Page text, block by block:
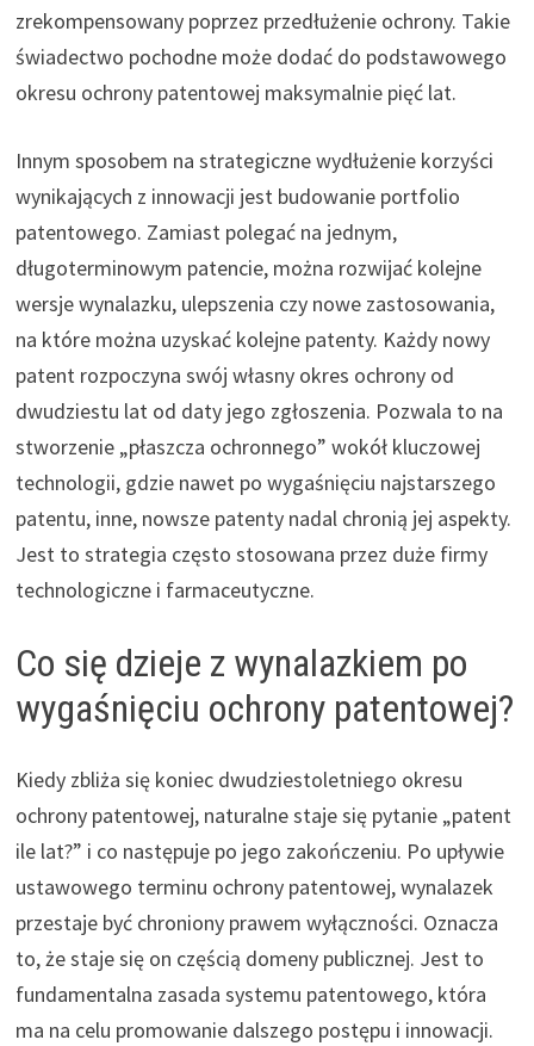
zrekompensowany poprzez przedłużenie ochrony. Takie
świadectwo pochodne może dodać do podstawowego
okresu ochrony patentowej maksymalnie pięć lat.
Innym sposobem na strategiczne wydłużenie korzyści
wynikających z innowacji jest budowanie portfolio
patentowego. Zamiast polegać na jednym,
długoterminowym patencie, można rozwijać kolejne
wersje wynalazku, ulepszenia czy nowe zastosowania,
na które można uzyskać kolejne patenty. Każdy nowy
patent rozpoczyna swój własny okres ochrony od
dwudziestu lat od daty jego zgłoszenia. Pozwala to na
stworzenie „płaszcza ochronnego” wokół kluczowej
technologii, gdzie nawet po wygaśnięciu najstarszego
patentu, inne, nowsze patenty nadal chronią jej aspekty.
Jest to strategia często stosowana przez duże firmy
technologiczne i farmaceutyczne.
Co się dzieje z wynalazkiem po
wygaśnięciu ochrony patentowej?
Kiedy zbliża się koniec dwudziestoletniego okresu
ochrony patentowej, naturalne staje się pytanie „patent
ile lat?” i co następuje po jego zakończeniu. Po upływie
ustawowego terminu ochrony patentowej, wynalazek
przestaje być chroniony prawem wyłączności. Oznacza
to, że staje się on częścią domeny publicznej. Jest to
fundamentalna zasada systemu patentowego, która
ma na celu promowanie dalszego postępu i innowacji.